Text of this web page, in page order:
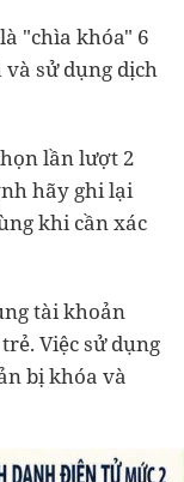
"chìa khóa" 6
sử dụng dịch
lần lượt 2
hãy ghi lại
khi cần xác
tài khoản
Việc sử dụng
bị khóa và